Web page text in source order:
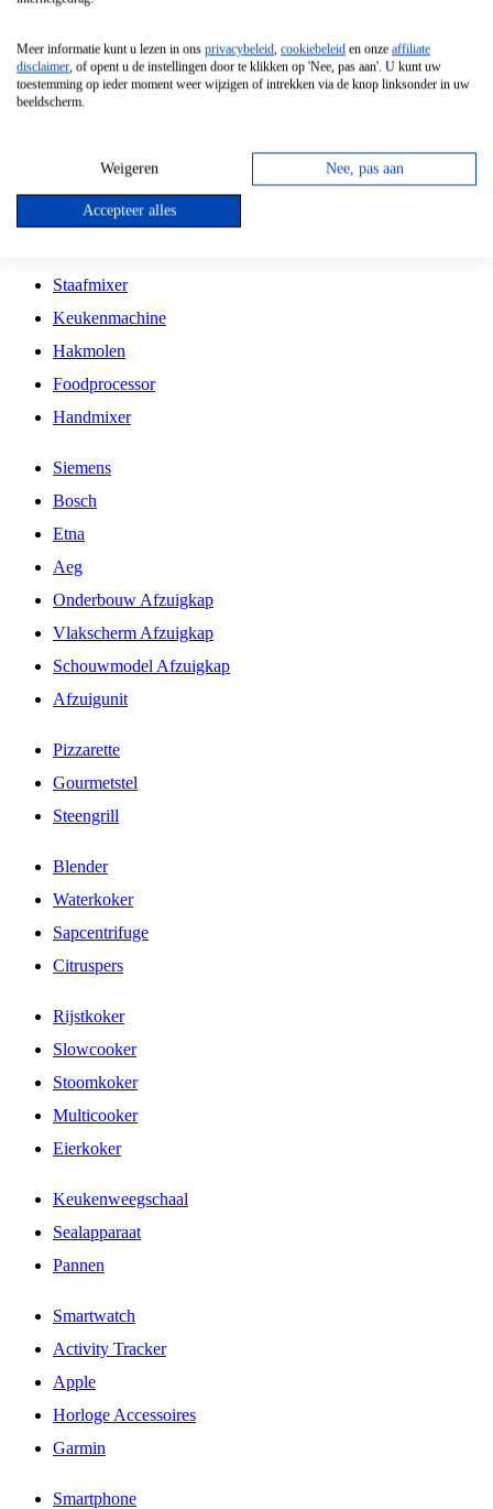
Vrijstaande Magnetron
Vrijstaande Kookplaat
Inbouw Gaskookplaat
Inbouw Keramische Kookplaat
Kookplaat Accessoires
Staafmixer
Keukenmachine
Hakmolen
Foodprocessor
Handmixer
Siemens
Bosch
Etna
Aeg
Onderbouw Afzuigkap
Vlakscherm Afzuigkap
Schouwmodel Afzuigkap
Afzuigunit
Pizzarette
Gourmetstel
Steengrill
Blender
Waterkoker
Sapcentrifuge
Citruspers
Rijstkoker
Slowcooker
Stoomkoker
Multicooker
Eierkoker
Keukenweegschaal
Sealapparaat
Pannen
Smartwatch
Activity Tracker
Apple
Horloge Accessoires
Garmin
Smartphone
Meer informatie kunt u lezen in ons privacybeleid, cookiebeleid en onze affiliate
disclaimer, of opent u de instellingen door te klikken op 'Nee, pas aan'. U kunt uw
toestemming op ieder moment weer wijzigen of intrekken via de knop linksonder in uw
beeldscherm.
Weigeren Nee, pas aan
Accepteer alles